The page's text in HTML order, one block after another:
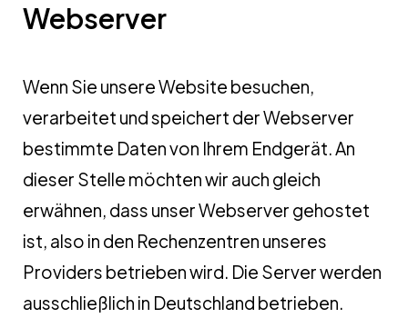
Webserver
Wenn Sie unsere Website besuchen,
verarbeitet und speichert der Webserver
bestimmte Daten von Ihrem Endgerät. An
dieser Stelle möchten wir auch gleich
erwähnen, dass unser Webserver gehostet
ist, also in den Rechenzentren unseres
Providers betrieben wird. Die Server werden
ausschließlich in Deutschland betrieben.